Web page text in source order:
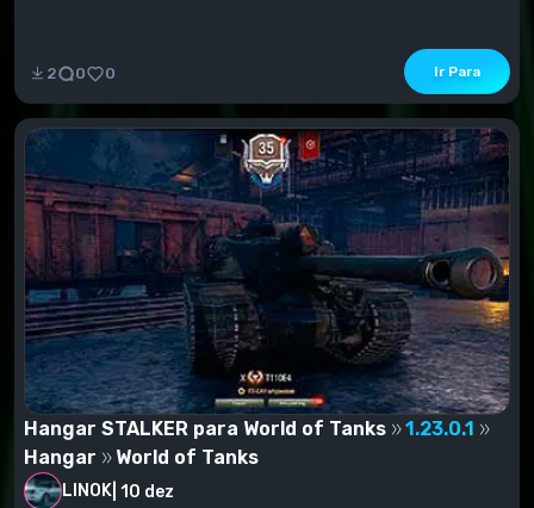
2 0 0 Ir Para
Hangar STALKER para World of Tanks
1.23.0.1
Hangar
World of Tanks
LINOK 10 dez